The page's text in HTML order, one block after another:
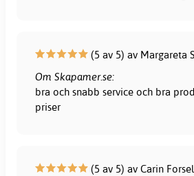
(5 av 5) av Margareta
Om Skapamer.se:
bra och snabb service och bra
priser
(5 av 5) av Carin